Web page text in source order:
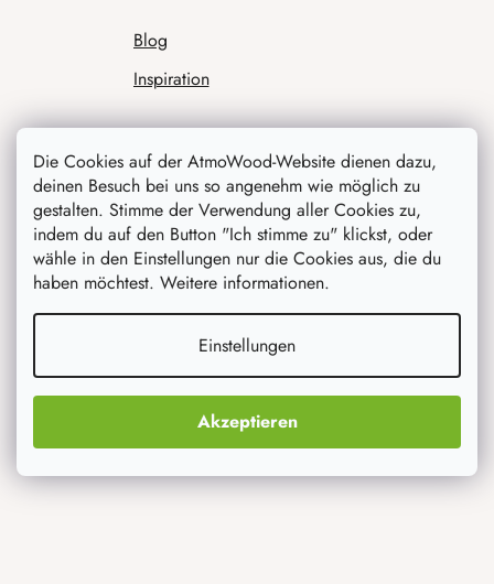
Die Cookies auf der AtmoWood-Website dienen dazu,
deinen Besuch bei uns so angenehm wie möglich zu
gestalten. Stimme der Verwendung aller Cookies zu,
indem du auf den Button "Ich stimme zu" klickst, oder
wähle in den Einstellungen nur die Cookies aus, die du
haben möchtest. Weitere informationen.
Einstellungen
Akzeptieren
Blog
Inspiration
Was interessiert dich am meisten
Originelle Geschenke